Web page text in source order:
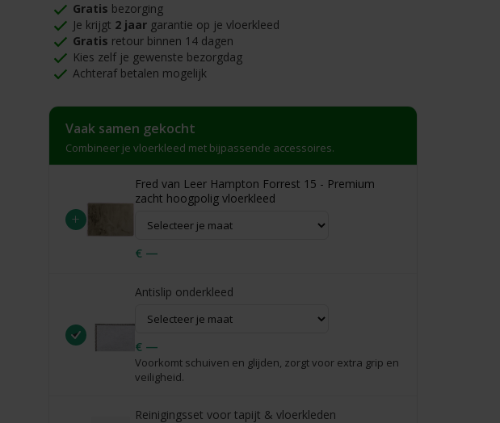
Gratis bezorging
Je krijgt 2 jaargarantie op je vloerkleed
Gratis retour binnen 14 dagen
Kies zelf je gewenste bezorgdag
Achteraf betalen mogelijk
Vaak samen gekocht
Combineer je vloerkleed met bijpassende accessoires.
+
Fred van Leer Hampton Forrest 15 - Premium
zacht hoogpolig vloerkleed
€ —
Antislip onderkleed
€ —
Voorkomt schuiven en glijden, zorgt voor extra grip en
veiligheid.
Reinigingsset voor tapijt & vloerkleden